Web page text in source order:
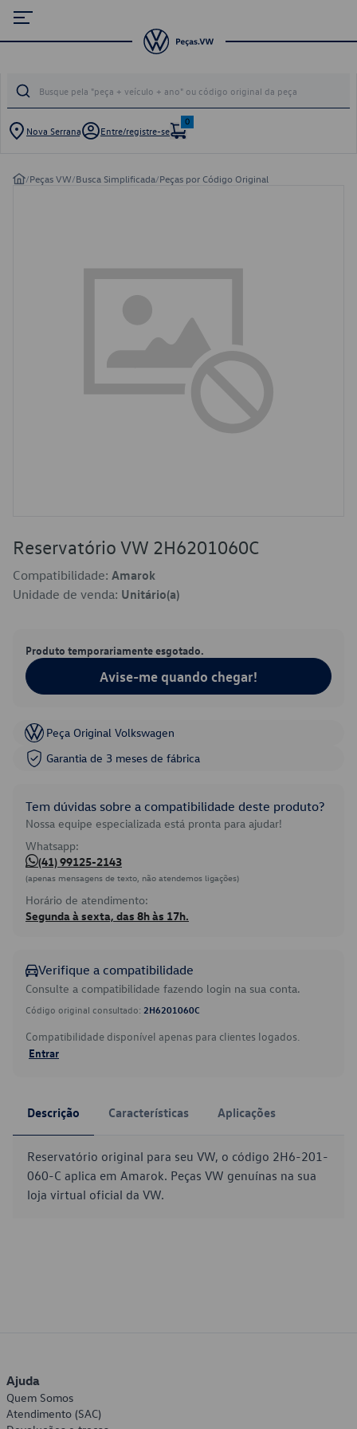
Nova Serrana Entre/registre-se
0
/Peças VW/Busca Simplificada/Peças por Código Original
Reservatório VW 2H6201060C
Compatibilidade: Amarok
Unidade de venda: Unitário(a)
Produto temporariamente esgotado.
Avise-me quando chegar!
Peça Original Volkswagen
Garantia de 3 meses de fábrica
Tem dúvidas sobre a compatibilidade deste produto?
Nossa equipe especializada está pronta para ajudar!
Whatsapp:
(41) 99125-2143
(apenas mensagens de texto, não atendemos ligações)
Horário de atendimento:
Segunda à sexta, das 8h às 17h.
Verifique a compatibilidade
Consulte a compatibilidade fazendo login na sua conta.
Código original consultado: 2H6201060C
Compatibilidade disponível apenas para clientes logados.
Entrar
Descrição Características Aplicações
Reservatório original para seu VW, o código 2H6-201-
060-C aplica em Amarok. Peças VW genuínas na sua
loja virtual oficial da VW.
Ajuda
Quem Somos
Atendimento (SAC)